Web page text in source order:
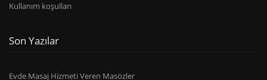
Kullanım koşulları
Son Yazılar
Evde Masaj Hizmeti Veren Masözler